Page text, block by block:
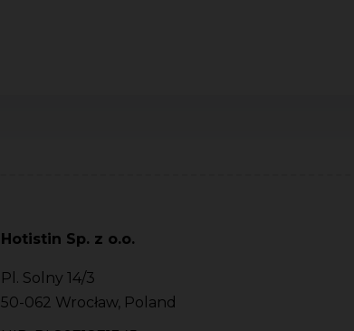
Hotistin Sp. z o.o.
Pl. Solny 14/3
50-062 Wrocław, Poland